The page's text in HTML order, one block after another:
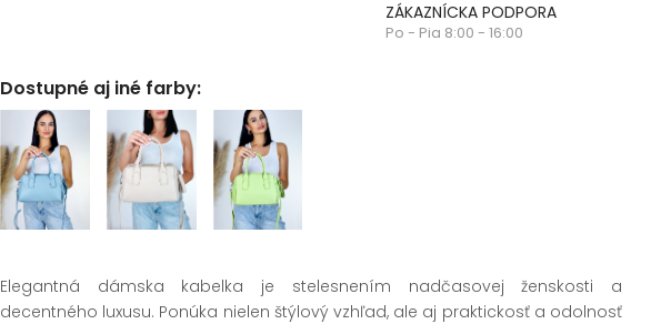
ZÁKAZNÍCKA PODPORA
Po - Pia 8:00 - 16:00
Dostupné aj iné farby:
Elegantná dámska kabelka je stelesnením nadčasovej ženskosti a
decentného luxusu. Ponúka nielen štýlový vzhľad, ale aj praktickosť a odolnosť